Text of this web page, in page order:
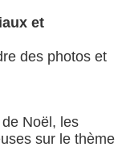
et
des photos et
Noël, les
sur le thème